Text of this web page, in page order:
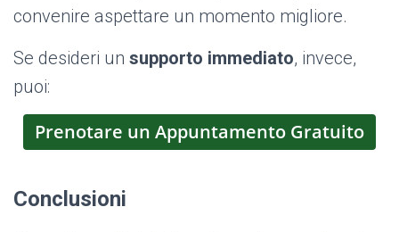
convenire aspettare un momento migliore.
Se desideri un supporto immediato, invece,
puoi:
Prenotare un Appuntamento Gratuito
Conclusioni